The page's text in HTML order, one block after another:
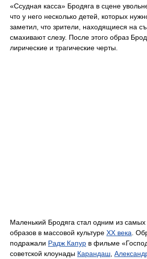
«Ссудная касса» Бродяга в сцене
что у него несколько детей, которых
заметил, что зрители, находящиеся на
смахивают слезу. После этого образ
лирические и трагические черты.
Маленький Бродяга стал одним из
образов в массовой культуре XX века .
подражали Радж Капур в фильме
советской клоунады Карандаш